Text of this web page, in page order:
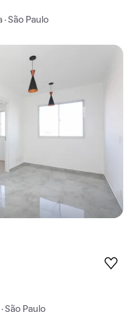
São Paulo
São Paulo